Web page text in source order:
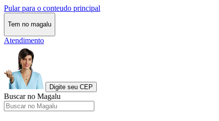
Pular para o conteudo principal
Tem no magalu
Atendimento
Digite seu CEP
Buscar no Magalu